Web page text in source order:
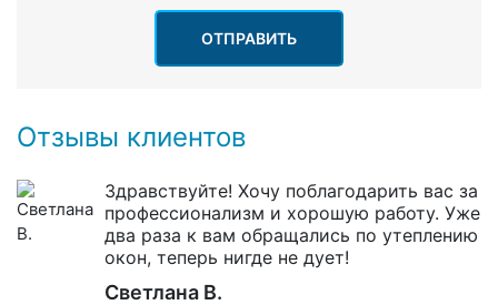
ОТПРАВИТЬ
Отзывы клиентов
Здравствуйте! Хочу поблагодарить вас за
профессионализм и хорошую работу. Уже
два раза к вам обращались по утеплению
окон, теперь нигде не дует!
Светлана В.